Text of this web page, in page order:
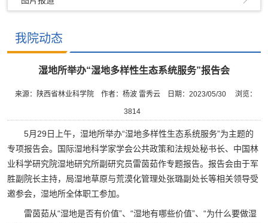
我院动态
湿地所举办“湿地多样性生态系统服务”报告会
来源：陕西省林业科学院 作者：杨波 雷秀云 日期：2023/05/30 浏览：
3814
5月29日上午，湿地所举办“湿地多样性生态系统服务”为主题的
专项报告会。国际湿地科学家学会公共政策和法规处秘书长、中国林
业科学研究院湿地研究所副研究员雷茵茹作专题报告。报告会由于军
胜副院长主持，局湿地草原与荒漠化管理处张璐副处长等相关领导受
邀参会，湿地所全体职工参加。
雷茵茹从“湿地是否有价值”、“湿地有哪些价值”、“为什么要做湿